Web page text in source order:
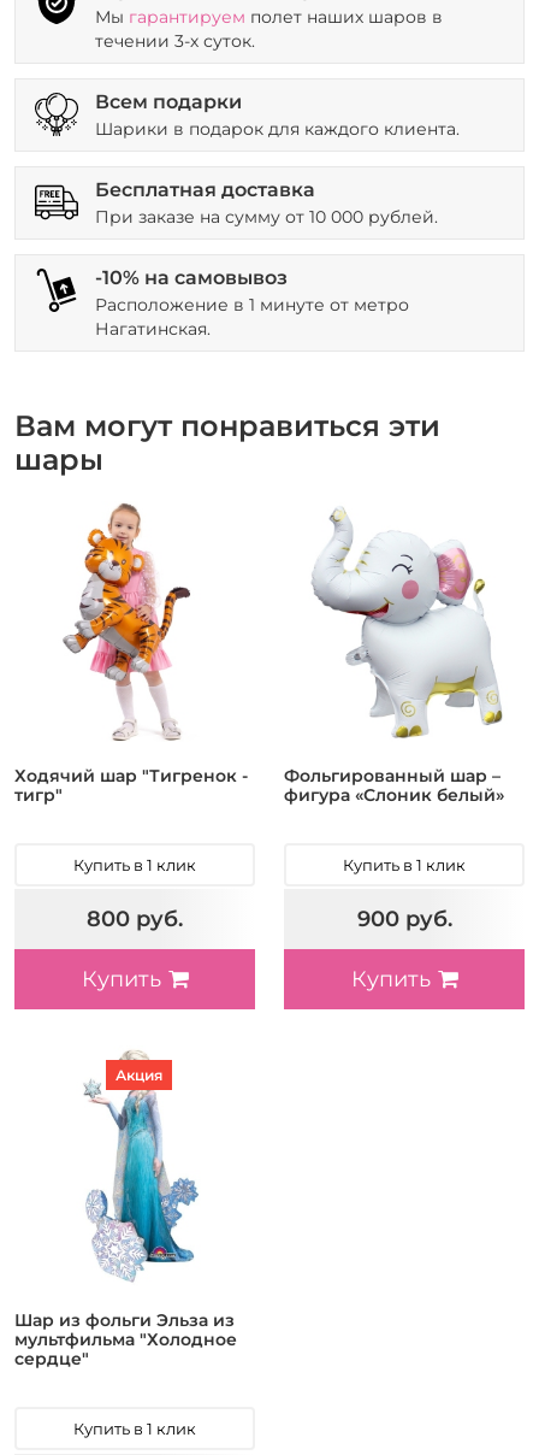
Мы гарантируем полет наших шаров в
течении 3-х суток.
Всем подарки
Шарики в подарок для каждого клиента.
Бесплатная доставка
При заказе на сумму от 10 000 рублей.
-10% на самовывоз
Расположение в 1 минуте от метро
Нагатинская.
Вам могут понравиться эти
шары
Ходячий шар "Тигренок -
тигр"
Купить в 1 клик
800 руб.
Купить
Фольгированный шар –
фигура «Слоник белый»
Купить в 1 клик
900 руб.
Купить
Акция
Шар из фольги Эльза из
мультфильма "Холодное
сердце"
Купить в 1 клик